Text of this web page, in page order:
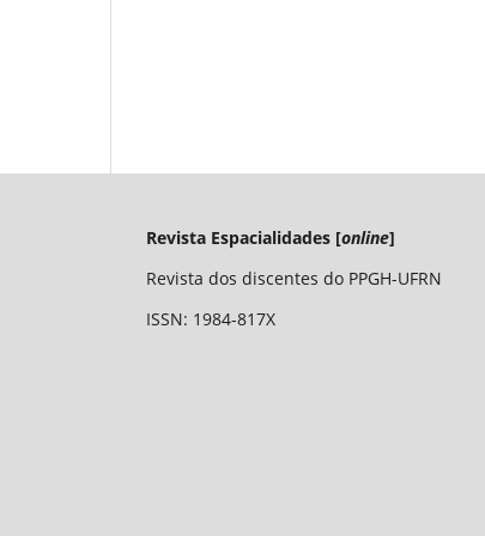
Revista Espacialidades [online]
Revista dos discentes do PPGH-UFRN
ISSN: 1984-817X